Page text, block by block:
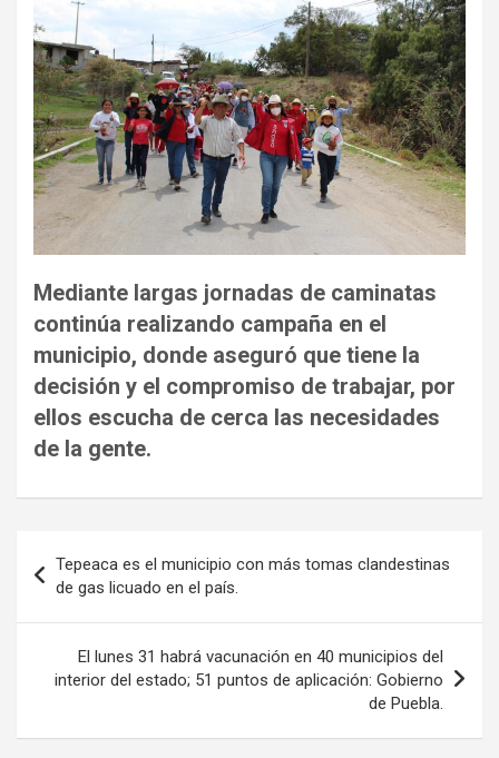
Mediante largas jornadas de caminatas
continúa realizando campaña en el
municipio, donde aseguró que tiene la
decisión y el compromiso de trabajar, por
ellos escucha de cerca las necesidades
de la gente.
de
entradas
Tepeaca es el municipio con más tomas clandestinas
de gas licuado en el país.
El lunes 31 habrá vacunación en 40 municipios del
interior del estado; 51 puntos de aplicación: Gobierno
de Puebla.